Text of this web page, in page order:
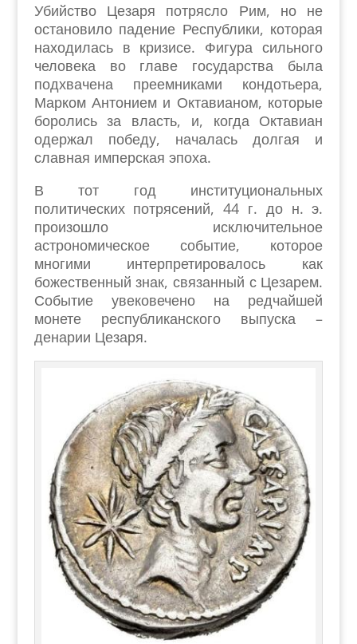
Убийство Цезаря потрясло Рим, но не
остановило падение Республики, которая
находилась в кризисе. Фигура сильного
человека во главе государства была
подхвачена преемниками кондотьера,
Марком Антонием и Октавианом, которые
боролись за власть, и, когда Октавиан
одержал победу, началась долгая и
славная имперская эпоха.
В тот год институциональных
политических потрясений, 44 г. до н. э.
произошло исключительное
астрономическое событие, которое
многими интерпретировалось как
божественный знак, связанный с Цезарем.
Событие увековечено на редчайшей
монете республиканского выпуска –
денарии Цезаря.